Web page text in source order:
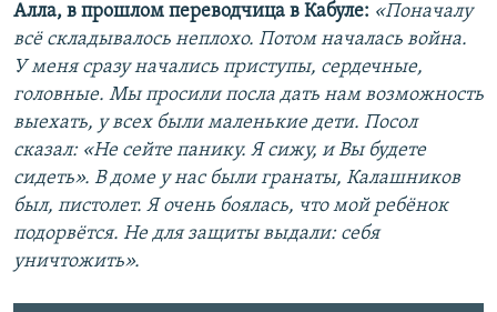
Алла, в прошлом переводчица в Кабуле: «Поначалу
всё складывалось неплохо. Потом началась война.
У меня сразу начались приступы, сердечные,
головные. Мы просили посла дать нам возможность
выехать, у всех были маленькие дети. Посол
сказал: «Не сейте панику. Я сижу, и Вы будете
сидеть». В доме у нас были гранаты, Калашников
был, пистолет. Я очень боялась, что мой ребёнок
подорвётся. Не для защиты выдали: себя
уничтожить».